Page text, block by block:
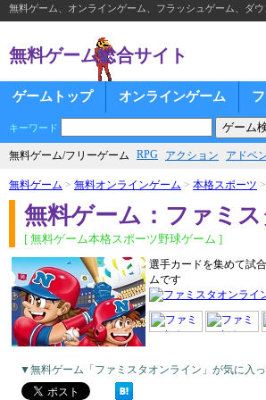
無料ゲーム、オンラインゲーム、フラッシュゲーム、ダ
無料ゲーム総合サイト
ゲームトップ オンラインゲーム
キーワード
無料ゲーム/フリーゲーム RPG アクション アドベ
無料ゲーム > 無料オンラインゲーム > 本格スポーツ >
無料ゲーム：ファミ
[ 無料ゲーム本格スポーツ野球ゲーム ]
選手カードを集めて試
ムです
▼無料ゲーム「ファミスタオンライン」が気に入